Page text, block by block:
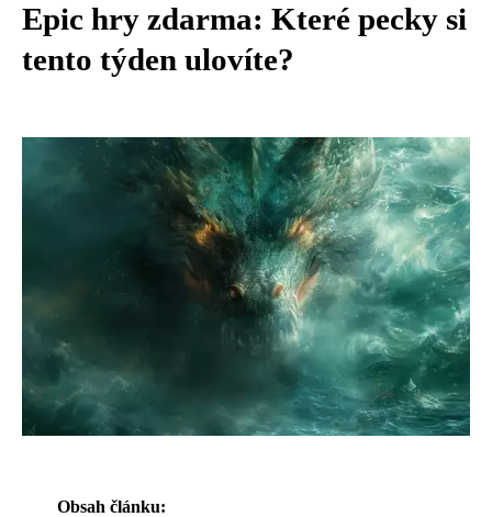
Epic hry zdarma: Které pecky si
tento týden ulovíte?
Obsah článku: